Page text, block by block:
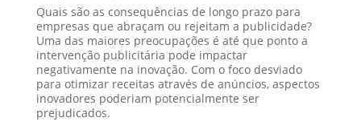
Quais são as consequências de longo prazo para
empresas que abraçam ou rejeitam a publicidade?
Uma das maiores preocupações é até que ponto a
intervenção publicitária pode impactar
negativamente na inovação. Com o foco desviado
para otimizar receitas através de anúncios, aspectos
inovadores poderiam potencialmente ser
prejudicados.